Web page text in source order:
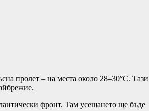
пролет – на места около 28–30°C. Тази
фронт. Там усещането ще бъде